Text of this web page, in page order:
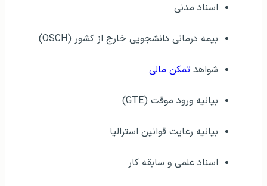
اسناد مدنی
بیمه درمانی دانشجویی خارج از کشور (OSCH)
شواهد تمکن مالی
بیانیه ورود موقت (GTE)
بیانیه رعایت قوانین استرالیا
اسناد علمی و سابقه کار